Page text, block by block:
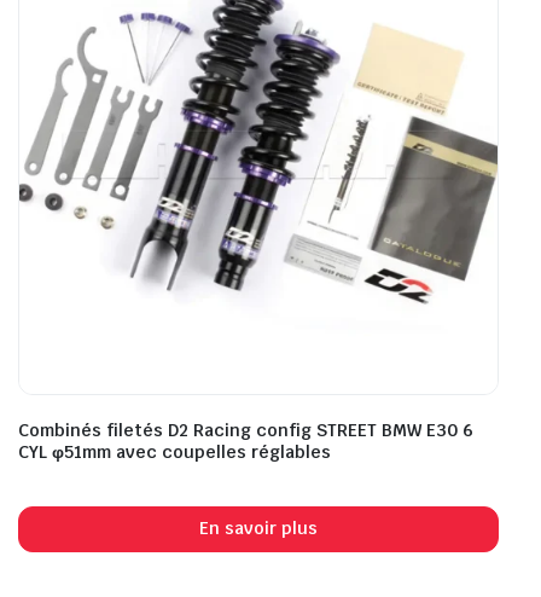
Combinés filetés D2 Racing config STREET BMW E30 6
CYL φ51mm avec coupelles réglables
En savoir plus